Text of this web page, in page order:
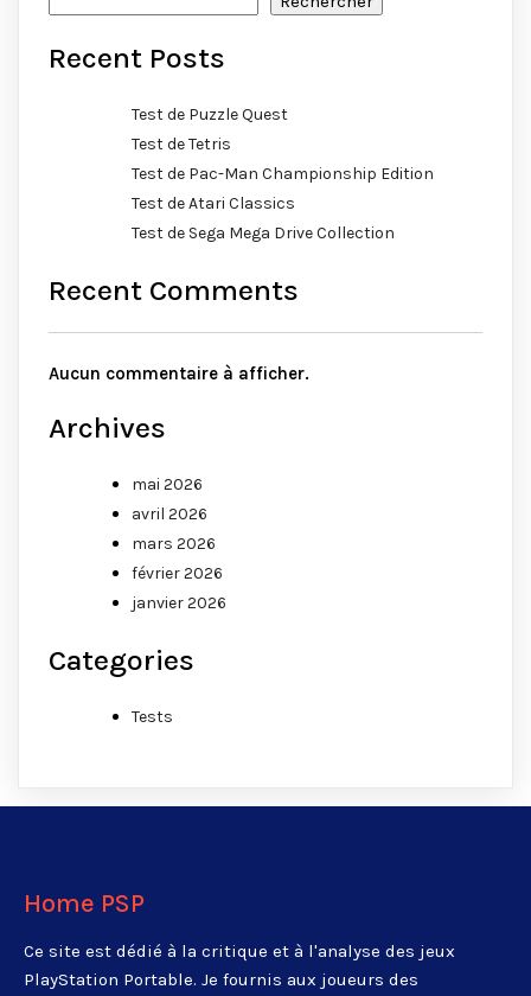
Recent Posts
Test de Puzzle Quest
Test de Tetris
Test de Pac-Man Championship Edition
Test de Atari Classics
Test de Sega Mega Drive Collection
Recent Comments
Aucun commentaire à afficher.
Archives
mai 2026
avril 2026
mars 2026
février 2026
janvier 2026
Categories
Tests
Home PSP
Ce site est dédié à la critique et à l'analyse des jeux
PlayStation Portable. Je fournis aux joueurs des